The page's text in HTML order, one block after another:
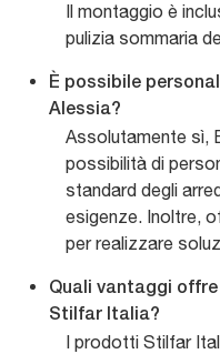
Il montaggio è
pulizia sommaria
È possibile
Alessia?
Assolutamente sì,
possibilità di
standard degli
esigenze. Inoltre,
per realizzare
Quali vantaggi
Stilfar Italia?
I prodotti Stilfar